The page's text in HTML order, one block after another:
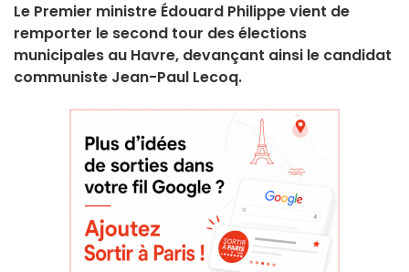
Le Premier ministre Édouard Philippe vient de
remporter le second tour des élections
municipales au Havre, devançant ainsi le candidat
communiste Jean-Paul Lecoq.